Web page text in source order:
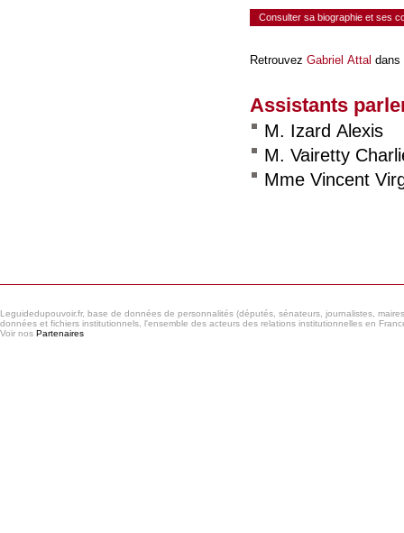
Consulter sa biographie et ses
Retrouvez Gabriel Attal dans
Assistants
M. Izard Alexis
M. Vairetty
Mme Vincent
Leguidedupouvoir.fr, base de données de personnalités (députés, sénateurs, journalistes,
données et fichiers institutionnels, l'ensemble des acteurs des relations institutionnelles en
Voir nos Partenaires